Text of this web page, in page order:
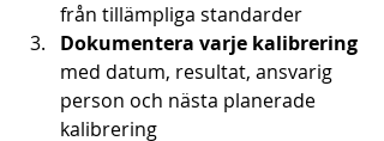
från tillämpliga standarder
Dokumentera varje kalibrering
med datum, resultat, ansvarig
person och nästa planerade
kalibrering